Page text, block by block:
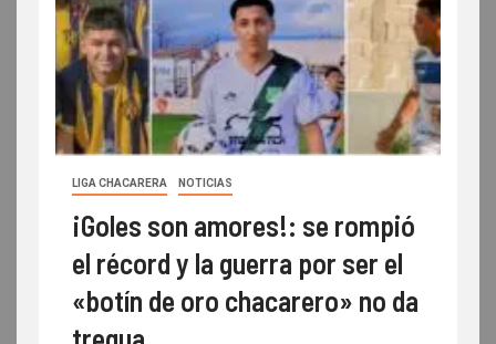
LIGA CHACARERA NOTICIAS
¡Goles son amores!: se rompió
el récord y la guerra por ser el
«botín de oro chacarero» no da